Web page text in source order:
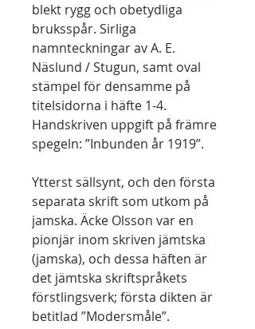
blekt rygg och obetydliga
bruksspår. Sirliga
namnteckningar av A. E.
Näslund / Stugun, samt oval
stämpel för densamme på
titelsidorna i häfte 1-4.
Handskriven uppgift på främre
spegeln: ”Inbunden år 1919”.
Ytterst sällsynt, och den första
separata skrift som utkom på
jamska. Äcke Olsson var en
pionjär inom skriven jämtska
(jamska), och dessa häften är
det jämtska skriftspråkets
förstlingsverk; första dikten är
betitlad ”Modersmåle”.